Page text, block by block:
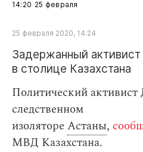
14:20 25 февраля
25 февраля 2020, 14:24
Задержанный
в столице Казахстана
Политический
следственном
изолятореАстаны,
МВД Казахстана.